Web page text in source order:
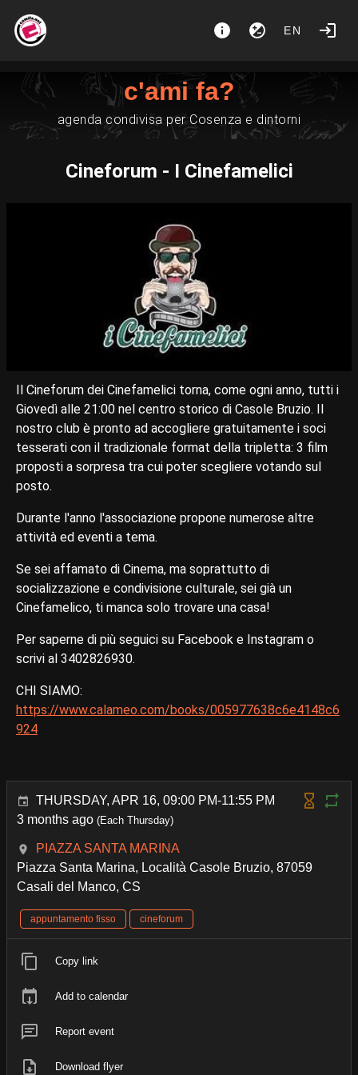
EN
c'ami fa?
agenda condivisa per Cosenza e dintorni
Cineforum - I Cinefamelici
Il Cineforum dei Cinefamelici torna, come ogni anno, tutti i
Giovedì alle 21:00 nel centro storico di Casole Bruzio. Il
nostro club è pronto ad accogliere gratuitamente i soci
tesserati con il tradizionale format della tripletta: 3 film
proposti a sorpresa tra cui poter scegliere votando sul
posto.
Durante l'anno l'associazione propone numerose altre
attività ed eventi a tema.
Se sei affamato di Cinema, ma soprattutto di
socializzazione e condivisione culturale, sei già un
Cinefamelico, ti manca solo trovare una casa!
Per saperne di più seguici su Facebook e Instagram o
scrivi al 3402826930.
CHI SIAMO:
https://www.calameo.com/books/005977638c6e4148c6
924
THURSDAY, APR 16, 09:00 PM-11:55 PM
3 months ago (Each Thursday)
PIAZZA SANTA MARINA
Piazza Santa Marina, Località Casole Bruzio, 87059
Casali del Manco, CS
appuntamento fisso cineforum
Copy link
Add to calendar
Report event
Download flyer